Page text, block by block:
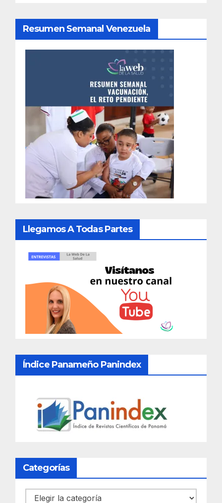
Resumen Semanal Venezuela
Llegamos A Todas Partes
Índice Panameño Panindex
Categorías
Categorías